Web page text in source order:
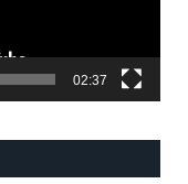
02:37